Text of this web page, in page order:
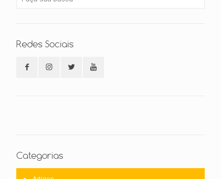
Redes Sociais
Categorias